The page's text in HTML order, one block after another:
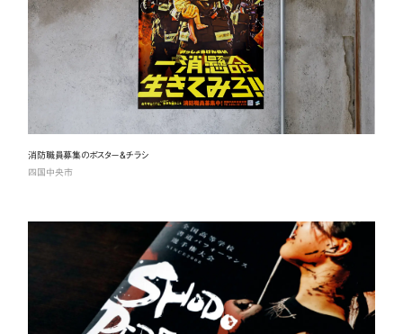
消防職員募集のポスター&チラシ
四国中央市